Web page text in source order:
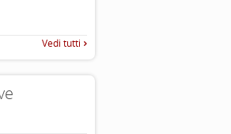
Non è che gli ebrei
Vedi tutti